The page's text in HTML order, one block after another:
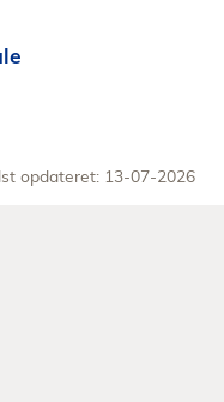
opdateret: 13-07-2026